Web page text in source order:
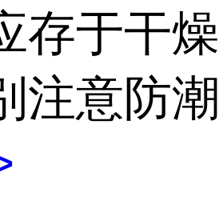
存于干
注意防